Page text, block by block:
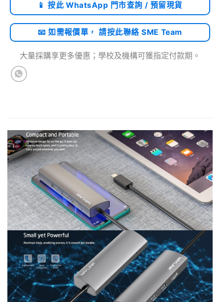
📱 按此 WhatsApp 門市查詢 / 預留現貨
📧 如需報價單， 請按此聯絡 SME Team
大量採購享更多優惠；學校及機構可獲指定付款期。